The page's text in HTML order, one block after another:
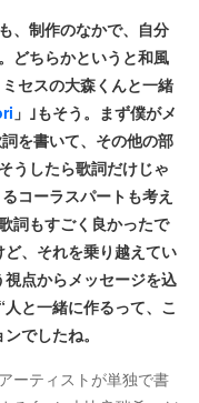
、制作のなかで、自分
どちらかというと和風
セスの大森くんと一緒
」｣もそう。まず僕がメ
を書いて、その他の部
うしたら歌詞だけじゃ
コーラスパートも考え
詞もすごく良かったで
、それを乗り越えてい
点からメッセージを込
と一緒に作るって、こ
でしたね。
ーティストが単独で書